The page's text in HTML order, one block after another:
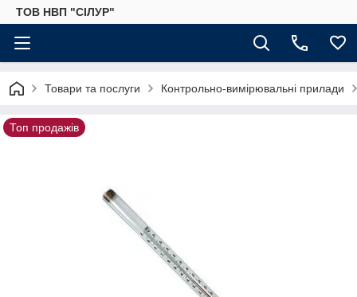
ТОВ НВП "СІЛУР"
Товари та послуги Контрольно-вимірювальні прилади
Топ продажів